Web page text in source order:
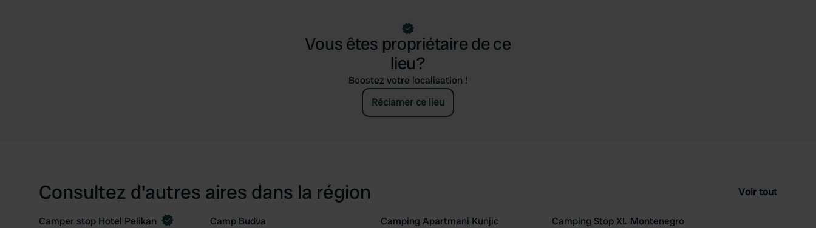
Vous êtes propriétaire de ce
lieu?
Boostez votre localisation !
Réclamer ce lieu
Consultez d'autres aires dans la région Voir tout
Camper stop Hotel Pelikan Camp Budva Camping Apartmani Kunjic Camping Stop XL Montenegro